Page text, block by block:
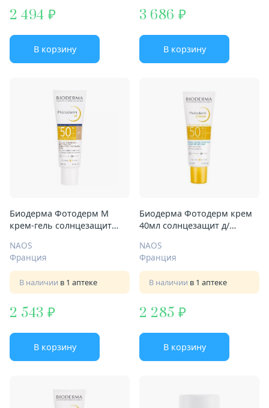
2 494
В корзину
3 686
В корзину
Биодерма Фотодерм М
крем-гель солнцезащит
светл оттенок
NAOS
Франция
В наличии в 1 аптеке
2 543
В корзину
Биодерма Фотодерм крем
40мл солнцезащит д/
NAOS
Франция
В наличии в 1 аптеке
2 285
В корзину